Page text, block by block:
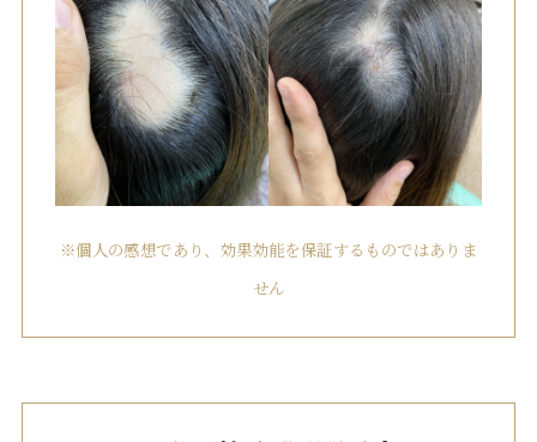
※個人の感想であり、効果効能を保証するものではありま
せん